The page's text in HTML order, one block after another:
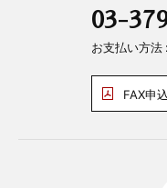
03-
お支払い方法
FAX申